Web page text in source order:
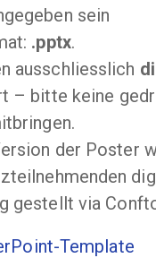
sein
.pptx.
ausschliesslich
– bitte keine
der Poster
gestellt via
Template